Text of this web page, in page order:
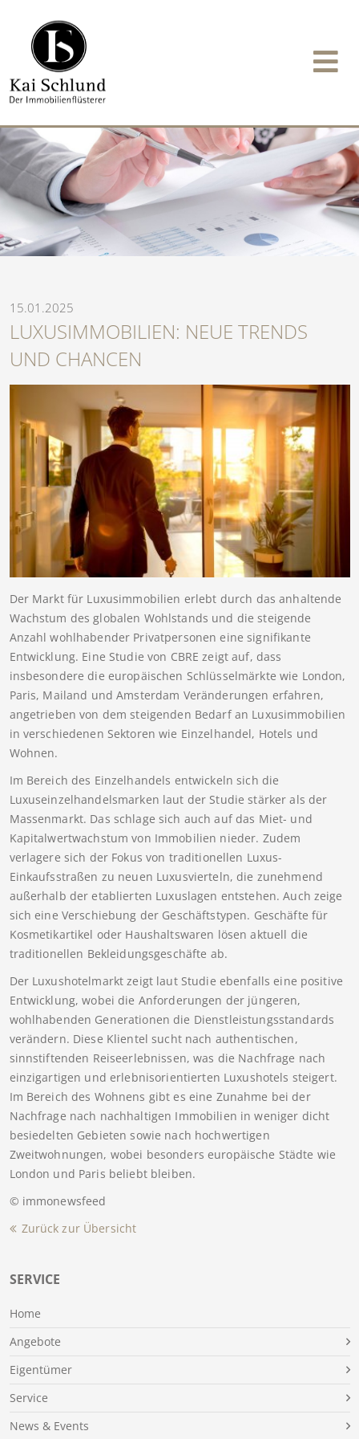
SERVICE
Home
Angebote
Eigentümer
Service
News & Events
15.01.2025
LUXUSIMMOBILIEN: NEUE TRENDS
UND CHANCEN
Der Markt für Luxusimmobilien erlebt durch das anhaltende
Wachstum des globalen Wohlstands und die steigende
Anzahl wohlhabender Privatpersonen eine signifikante
Entwicklung. Eine Studie von CBRE zeigt auf, dass
insbesondere die europäischen Schlüsselmärkte wie London,
Paris, Mailand und Amsterdam Veränderungen erfahren,
angetrieben von dem steigenden Bedarf an Luxusimmobilien
in verschiedenen Sektoren wie Einzelhandel, Hotels und
Wohnen.
Im Bereich des Einzelhandels entwickeln sich die
Luxuseinzelhandelsmarken laut der Studie stärker als der
Massenmarkt. Das schlage sich auch auf das Miet- und
Kapitalwertwachstum von Immobilien nieder. Zudem
verlagere sich der Fokus von traditionellen Luxus-
Einkaufsstraßen zu neuen Luxusvierteln, die zunehmend
außerhalb der etablierten Luxuslagen entstehen. Auch zeige
sich eine Verschiebung der Geschäftstypen. Geschäfte für
Kosmetikartikel oder Haushaltswaren lösen aktuell die
traditionellen Bekleidungsgeschäfte ab.
Der Luxushotelmarkt zeigt laut Studie ebenfalls eine positive
Entwicklung, wobei die Anforderungen der jüngeren,
wohlhabenden Generationen die Dienstleistungsstandards
verändern. Diese Klientel sucht nach authentischen,
sinnstiftenden Reiseerlebnissen, was die Nachfrage nach
einzigartigen und erlebnisorientierten Luxushotels steigert.
Im Bereich des Wohnens gibt es eine Zunahme bei der
Nachfrage nach nachhaltigen Immobilien in weniger dicht
besiedelten Gebieten sowie nach hochwertigen
Zweitwohnungen, wobei besonders europäische Städte wie
London und Paris beliebt bleiben.
© immonewsfeed
Zurück zur Übersicht